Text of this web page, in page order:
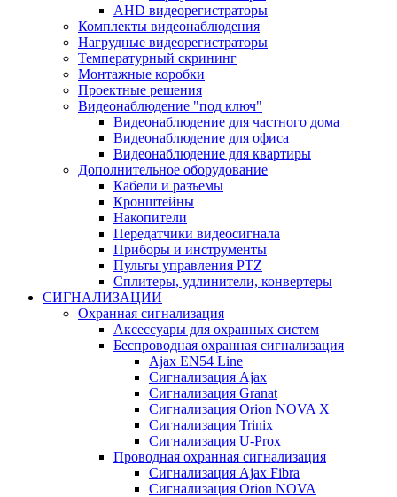
AHD видеорегистраторы
Комплекты видеонаблюдения
Нагрудные видеорегистраторы
Температурный скрининг
Монтажные коробки
Проектные решения
Видеонаблюдение "под ключ"
Видеонаблюдение для частного дома
Видеонаблюдение для офиса
Видеонаблюдение для квартиры
Дополнительное оборудование
Кабели и разъемы
Кронштейны
Накопители
Передатчики видеосигнала
Приборы и инструменты
Пульты управления PTZ
Сплитеры, удлинители, конвертеры
СИГНАЛИЗАЦИИ
Охранная сигнализация
Аксессуары для охранных систем
Беспроводная охранная сигнализация
Ajax EN54 Line
Сигнализация Ajax
Сигнализация Granat
Сигнализация Orion NOVA X
Сигнализация Trinix
Сигнализация U-Prox
Проводная охранная сигнализация
Сигнализация Ajax Fibra
Сигнализация Orion NOVA